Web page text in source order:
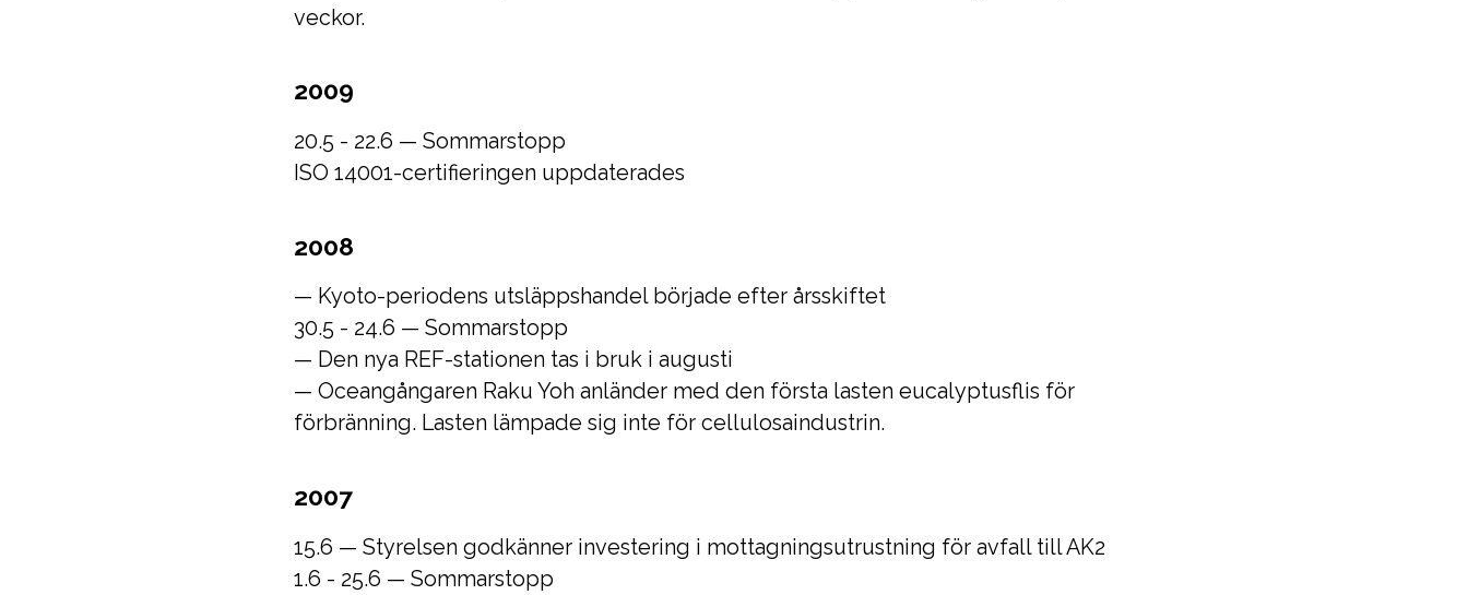
veckor.
2009
20.5 - 22.6 — Sommarstopp
ISO 14001-certifieringen uppdaterades
2008
— Kyoto-periodens utsläppshandel började efter årsskiftet
30.5 - 24.6 — Sommarstopp
— Den nya REF-stationen tas i bruk i augusti
— Oceangångaren Raku Yoh anländer med den första lasten eucalyptusflis för
förbränning. Lasten lämpade sig inte för cellulosaindustrin.
2007
15.6 — Styrelsen godkänner investering i mottagningsutrustning för avfall till AK2
1.6 - 25.6 — Sommarstopp